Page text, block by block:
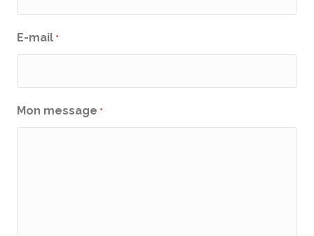
E-mail *
Mon message *